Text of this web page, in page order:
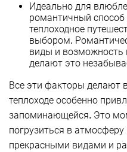
Идеально для
романтичный способ
теплоходное
выбором.
виды и возможность
делают это
Все эти факторы делают
теплоходе особенно
запоминающейся. Это
погрузиться в
прекрасными видами и